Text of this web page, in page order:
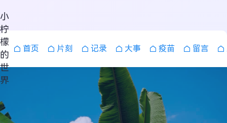
小
柠
檬
的
世
界
首页 片刻 记录 大事 疫苗 留言